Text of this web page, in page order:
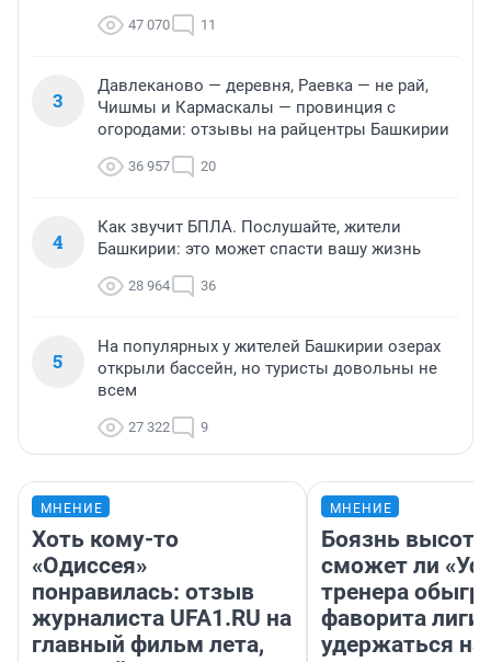
47 070 11
3
Давлеканово — деревня, Раевка — не рай,
Чишмы и Кармаскалы — провинция с
огородами: отзывы на райцентры Башкирии
36 957 20
4
Как звучит БПЛА. Послушайте, жители
Башкирии: это может спасти вашу жизнь
28 964 36
5
На популярных у жителей Башкирии озерах
открыли бассейн, но туристы довольны не
всем
27 322 9
МНЕНИЕ
Хоть кому-то
«Одиссея»
понравилась: отзыв
журналиста UFA1.RU на
главный фильм лета,
МНЕНИЕ
Боязнь
сможет ли
тренера
фаворита лиги
удержаться